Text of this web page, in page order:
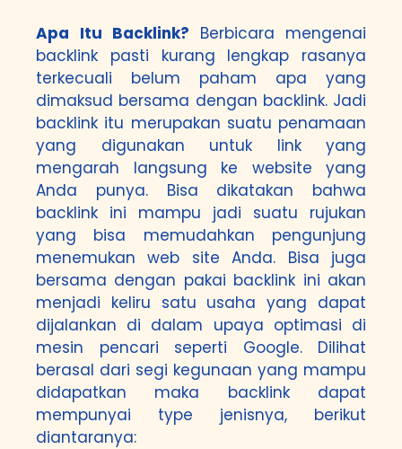
Apa Itu Backlink? Berbicara mengenai
backlink pasti kurang lengkap rasanya
terkecuali belum paham apa yang
dimaksud bersama dengan backlink. Jadi
backlink itu merupakan suatu penamaan
yang digunakan untuk link yang
mengarah langsung ke website yang
Anda punya. Bisa dikatakan bahwa
backlink ini mampu jadi suatu rujukan
yang bisa memudahkan pengunjung
menemukan web site Anda. Bisa juga
bersama dengan pakai backlink ini akan
menjadi keliru satu usaha yang dapat
dijalankan di dalam upaya optimasi di
mesin pencari seperti Google. Dilihat
berasal dari segi kegunaan yang mampu
didapatkan maka backlink dapat
mempunyai type jenisnya, berikut
diantaranya: